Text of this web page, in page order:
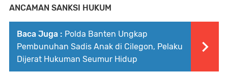
ANCAMAN SANKSI HUKUM
Baca Juga : Polda Banten Ungkap
Pembunuhan Sadis Anak di Cilegon, Pelaku
Dijerat Hukuman Seumur Hidup